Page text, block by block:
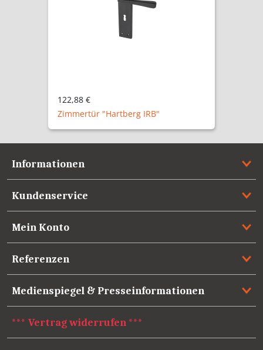
122,88 €
Zimmertür "Hartberg IRB"
Informationen
Kundenservice
Mein Konto
Referenzen
Medienspiegel & Presseinformationen
*** Vertrag widerrufen ***